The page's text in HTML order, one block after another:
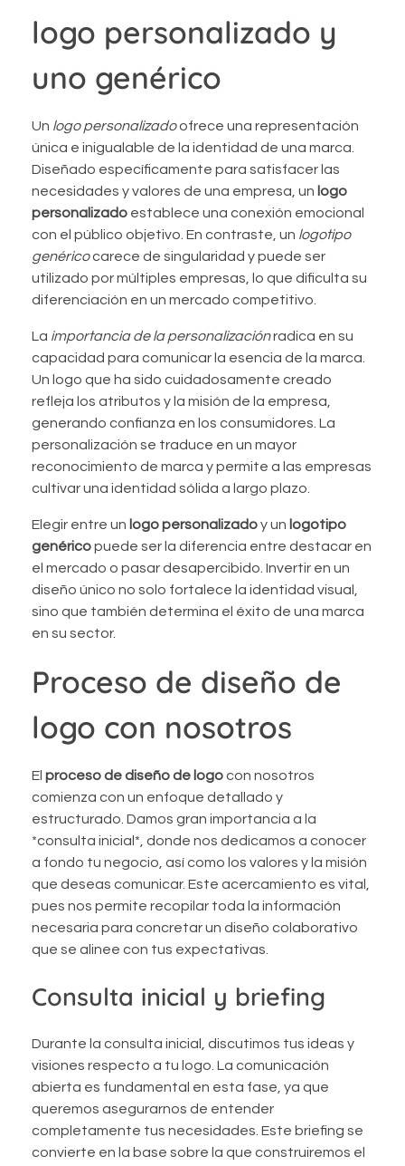
logo personalizado y
uno genérico
Un logo personalizadoofrece una representación
única e inigualable de la identidad de una marca.
Diseñado específicamente para satisfacer las
necesidades y valores de una empresa, un logo
personalizado establece una conexión emocional
con el público objetivo. En contraste, un logotipo
genéricocarece de singularidad y puede ser
utilizado por múltiples empresas, lo que dificulta su
diferenciación en un mercado competitivo.
La importancia de la personalizaciónradica en su
capacidad para comunicar la esencia de la marca.
Un logo que ha sido cuidadosamente creado
refleja los atributos y la misión de la empresa,
generando confianza en los consumidores. La
personalización se traduce en un mayor
reconocimiento de marca y permite a las empresas
cultivar una identidad sólida a largo plazo.
Elegir entre un logo personalizadoy un logotipo
genéricopuede ser la diferencia entre destacar en
el mercado o pasar desapercibido. Invertir en un
diseño único no solo fortalece la identidad visual,
sino que también determina el éxito de una marca
en su sector.
Proceso de diseño de
logo con nosotros
El proceso de diseño de logocon nosotros
comienza con un enfoque detallado y
estructurado. Damos gran importancia a la
*consulta inicial*, donde nos dedicamos a conocer
a fondo tu negocio, así como los valores y la misión
que deseas comunicar. Este acercamiento es vital,
pues nos permite recopilar toda la información
necesaria para concretar un diseño colaborativo
que se alinee con tus expectativas.
Consulta inicial y briefing
Durante la consulta inicial, discutimos tus ideas y
visiones respecto a tu logo. La comunicación
abierta es fundamental en esta fase, ya que
queremos asegurarnos de entender
completamente tus necesidades. Este briefing se
convierte en la base sobre la que construiremos el